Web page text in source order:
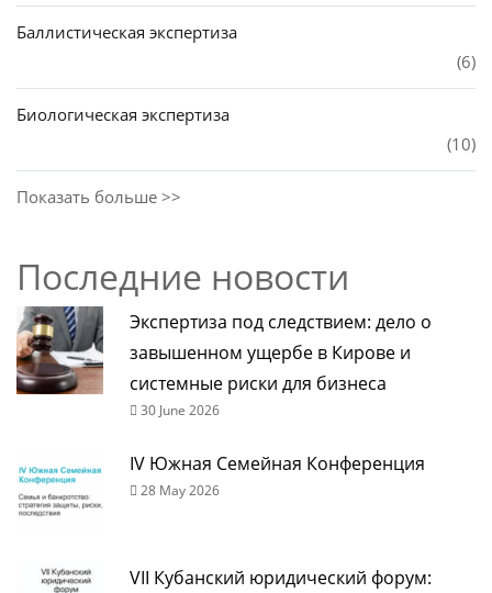
Баллистическая экспертиза
(6)
Биологическая экспертиза
(10)
Показать больше >>
Последние новости
Экспертиза под следствием: дело о
завышенном ущербе в Кирове и
системные риски для бизнеса
30 June 2026
IV Южная Семейная Конференция
28 May 2026
VII Кубанский юридический форум: